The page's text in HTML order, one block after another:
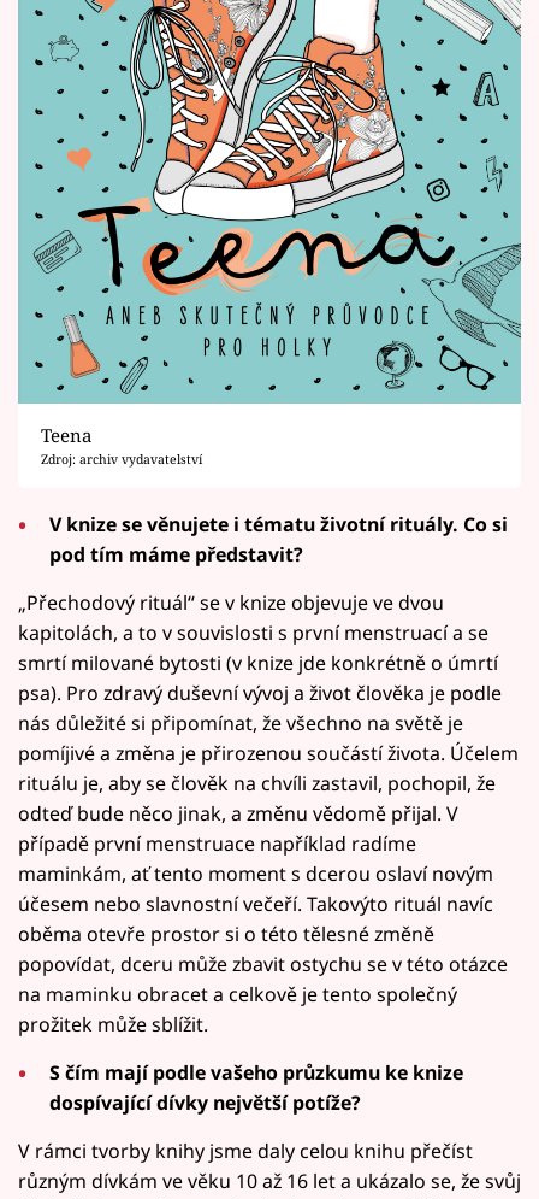
Teena
Zdroj: archiv vydavatelství
V knize se věnujete i tématu životní rituály. Co si
pod tím máme představit?
„Přechodový rituál“ se v knize objevuje ve dvou
kapitolách, a to v souvislosti s první menstruací a se
smrtí milované bytosti (v knize jde konkrétně o úmrtí
psa). Pro zdravý duševní vývoj a život člověka je podle
nás důležité si připomínat, že všechno na světě je
pomíjivé a změna je přirozenou součástí života. Účelem
rituálu je, aby se člověk na chvíli zastavil, pochopil, že
odteď bude něco jinak, a změnu vědomě přijal. V
případě první menstruace například radíme
maminkám, ať tento moment s dcerou oslaví novým
účesem nebo slavnostní večeří. Takovýto rituál navíc
oběma otevře prostor si o této tělesné změně
popovídat, dceru může zbavit ostychu se v této otázce
na maminku obracet a celkově je tento společný
prožitek může sblížit.
S čím mají podle vašeho průzkumu ke knize
dospívající dívky největší potíže?
V rámci tvorby knihy jsme daly celou knihu přečíst
různým dívkám ve věku 10 až 16 let a ukázalo se, že svůj